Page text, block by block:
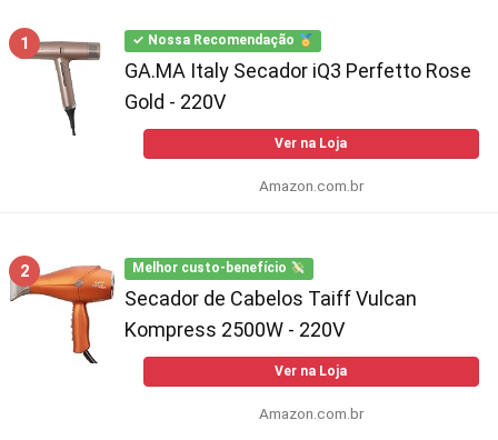
1 ✓ Nossa Recomendação
GA.MA Italy Secador iQ3 Perfetto Rose
Gold - 220V
Ver na Loja
Amazon.com.br
2 Melhor custo-benefício
Secador de Cabelos Taiff Vulcan
Kompress 2500W - 220V
Ver na Loja
Amazon.com.br